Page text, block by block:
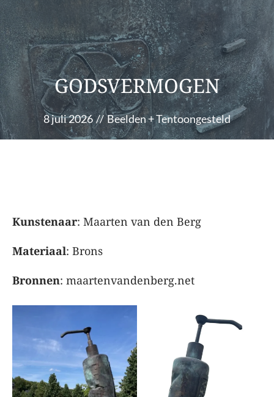
GODSVERMOGEN
8 juli 2026 // Beelden+Tentoongesteld
Kunstenaar: Maarten van den Berg
Materiaal: Brons
Bronnen: maartenvandenberg.net